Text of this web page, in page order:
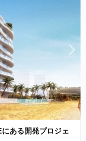
ある開発プロジェ